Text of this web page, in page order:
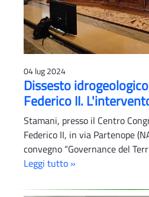
04 lug 2024
Dissesto
Federico II.
Stamani, presso il Centro
Federico II, in via Partenope
convegno “Governance del
Leggi tutto »